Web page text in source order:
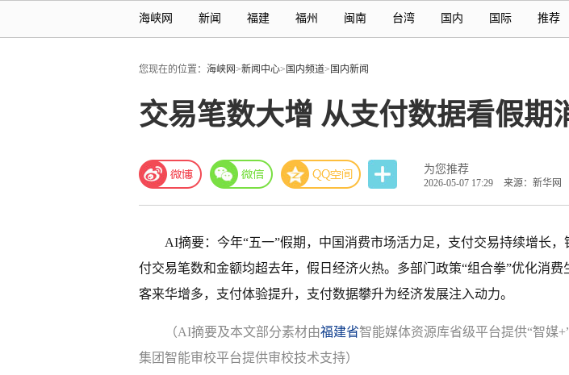
海峡网 新闻 福建 福州 闽南 台湾 国内 国际 推荐
您现在的位置： 海峡网>新闻中心> 国内频道> 国内新闻
交易笔数大增 从支付数据看假期
为您推荐
2026-05-07 17:29 来源：新华网
AI摘要：今年“五一”假期，中国消费市场活力足，支付交易持续增长，
付交易笔数和金额均超去年，假日经济火热。多部门政策“组合拳”优化消费
客来华增多，支付体验提升，支付数据攀升为经济发展注入动力。
（AI摘要及本文部分素材由福建省智能媒体资源库省级平台提供“智媒+”
集团智能审校平台提供审校技术支持）